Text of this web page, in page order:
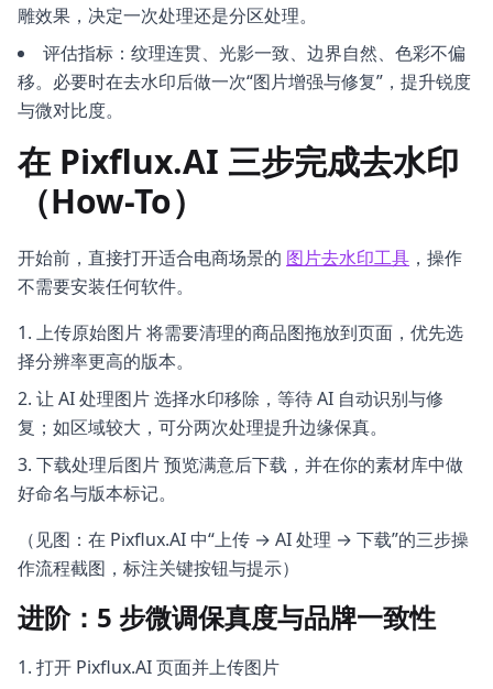
雕效果，决定一次处理还是分区处理。
评估指标：纹理连贯、光影一致、边界自然、色彩不偏
移。必要时在去水印后做一次“图片增强与修复”，提升锐度
与微对比度。
在 Pixflux.AI 三步完成去水印
（How-To）
开始前，直接打开适合电商场景的 图片去水印工具 ，操作
不需要安装任何软件。
上传原始图片 将需要清理的商品图拖放到页面，优先选
择分辨率更高的版本。
让 AI 处理图片 选择水印移除，等待 AI 自动识别与修
复；如区域较大，可分两次处理提升边缘保真。
下载处理后图片 预览满意后下载，并在你的素材库中做
好命名与版本标记。
（见图：在 Pixflux.AI 中“上传 → AI 处理 → 下载”的三步操
作流程截图，标注关键按钮与提示）
进阶：5 步微调保真度与品牌一致性
打开 Pixflux.AI 页面并上传图片